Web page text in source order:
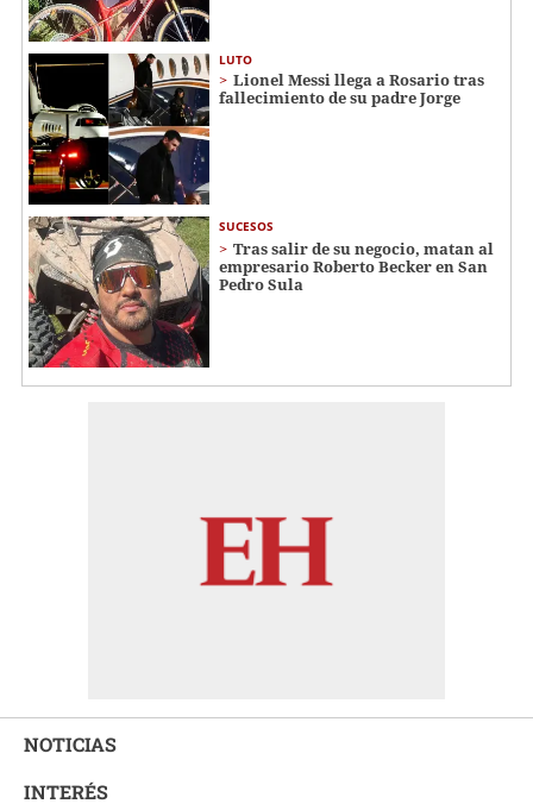
LUTO
Lionel Messi llega a Rosario tras
fallecimiento de su padre Jorge
SUCESOS
Tras salir de su negocio, matan al
empresario Roberto Becker en San
Pedro Sula
NOTICIAS
INTERÉS